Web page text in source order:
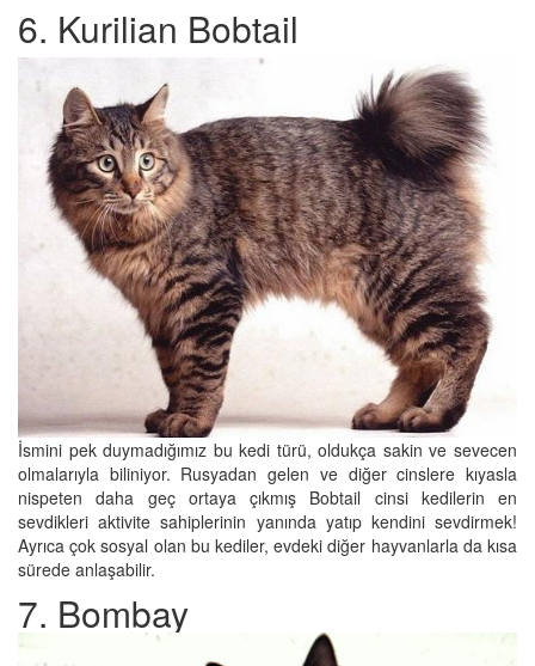
6. Kurilian Bobtail
İsmini pek duymadığımız bu kedi türü, oldukça sakin ve sevecen
olmalarıyla biliniyor. Rusyadan gelen ve diğer cinslere kıyasla
nispeten daha geç ortaya çıkmış Bobtail cinsi kedilerin en
sevdikleri aktivite sahiplerinin yanında yatıp kendini sevdirmek!
Ayrıca çok sosyal olan bu kediler, evdeki diğer hayvanlarla da kısa
sürede anlaşabilir.
7. Bombay